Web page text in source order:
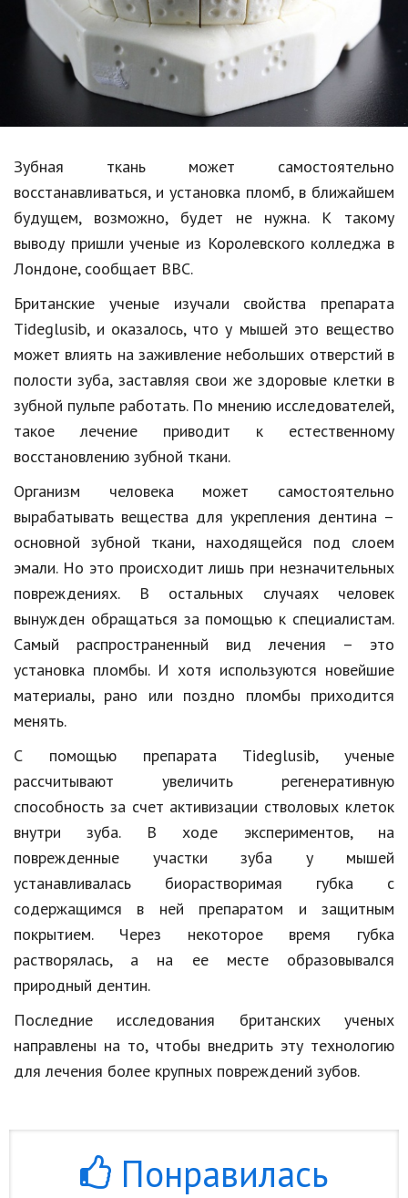
Образование
В мире
Культура
Авто, мото
Спорт
Знаменитости
Статьи
Обзоры
Рецепты
Красота и здоровье
Hi-Tech. Интернет
Авто, мото
Дом и сад
Недвижимость
Спорт и фитнес
Психология и отношения
Творчество и рукоделие
Разное
Работа и бизнес
Еда и напитки
Праздники и подарки
Кинематограф
Домашние животные
Семья и дети
Путешествия
Строительство
Культура и общество
Мода и стиль
Финансы
Зубная ткань может самостоятельно
восстанавливаться, и установка пломб, в ближайшем
будущем, возможно, будет не нужна. К такому
выводу пришли ученые из Королевского колледжа в
Лондоне, сообщает BBC.
Британские ученые изучали свойства препарата
Tideglusib, и оказалось, что у мышей это вещество
может влиять на заживление небольших отверстий в
полости зуба, заставляя свои же здоровые клетки в
зубной пульпе работать. По мнению исследователей,
такое лечение приводит к естественному
восстановлению зубной ткани.
Организм человека может самостоятельно
вырабатывать вещества для укрепления дентина –
основной зубной ткани, находящейся под слоем
эмали. Но это происходит лишь при незначительных
повреждениях. В остальных случаях человек
вынужден обращаться за помощью к специалистам.
Самый распространенный вид лечения – это
установка пломбы. И хотя используются новейшие
материалы, рано или поздно пломбы приходится
менять.
С помощью препарата Tideglusib, ученые
рассчитывают увеличить регенеративную
способность за счет активизации стволовых клеток
внутри зуба. В ходе экспериментов, на
поврежденные участки зуба у мышей
устанавливалась биорастворимая губка с
содержащимся в ней препаратом и защитным
покрытием. Через некоторое время губка
растворялась, а на ее месте образовывался
природный дентин.
Последние исследования британских ученых
направлены на то, чтобы внедрить эту технологию
для лечения более крупных повреждений зубов.
Понравилась